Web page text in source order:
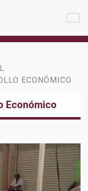
ECONÓMICO
Económico